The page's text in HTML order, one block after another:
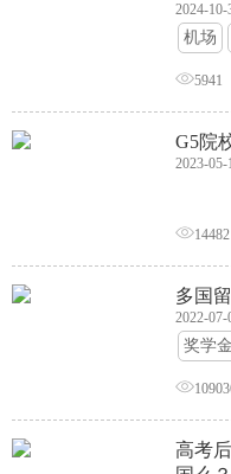
2024-10-
机场
签证面
5941
G5院
2023-05-
14482
多国
2022-07-
奖学金
高考